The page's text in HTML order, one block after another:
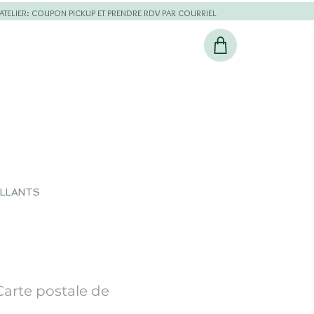
COUPON PICKUP ET PRENDRE RDV PAR COURRIEL
postale de